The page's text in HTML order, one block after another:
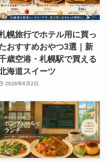
幌旅行でホテル用に買っ
おすすめおやつ3選｜新
歳空港・札幌駅で買える
海道スイーツ
2026年6月2日